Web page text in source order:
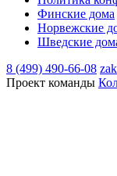
Финские дома
Норвежские
Шведские
8 (499) 490-66-08
Проект команды